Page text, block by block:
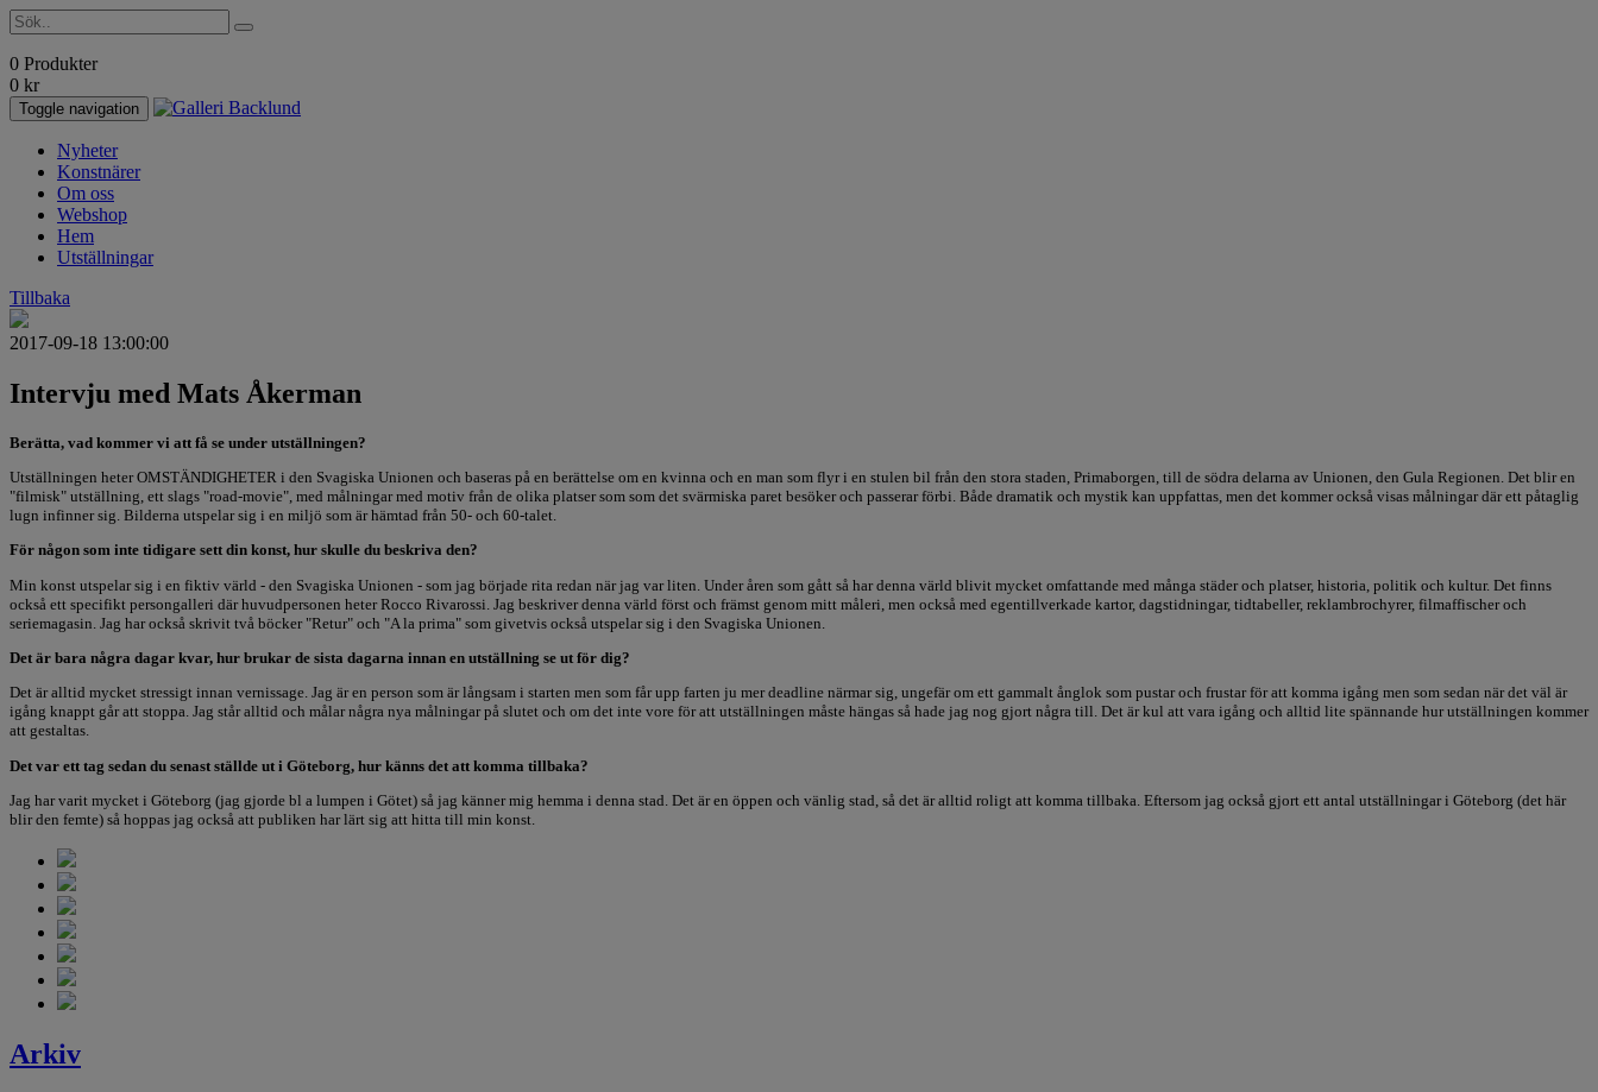
0 Produkter
0 kr
Toggle navigation
Nyheter
Konstnärer
Om oss
Webshop
Hem
Utställningar
Tillbaka
2017-09-18 13:00:00
Intervju med Mats Åkerman
Berätta, vad kommer vi att få se under utställningen?
Utställningen heter OMSTÄNDIGHETER i den Svagiska Unionen och baseras på en berättelse om en kvinna och en man som flyr i en stulen bil från den stora staden, Primaborgen, till de södra delarna av Unionen, den Gula Regionen. Det blir en
"filmisk" utställning, ett slags "road-movie", med målningar med motiv från de olika platser som som det svärmiska paret besöker och passerar förbi. Både dramatik och mystik kan uppfattas, men det kommer också visas målningar där ett påtaglig
lugn infinner sig. Bilderna utspelar sig i en miljö som är hämtad från 50- och 60-talet.
För någon som inte tidigare sett din konst, hur skulle du beskriva den?
Min konst utspelar sig i en fiktiv värld - den Svagiska Unionen - som jag började rita redan när jag var liten. Under åren som gått så har denna värld blivit mycket omfattande med många städer och platser, historia, politik och kultur. Det finns
också ett specifikt persongalleri där huvudpersonen heter Rocco Rivarossi. Jag beskriver denna värld först och främst genom mitt måleri, men också med egentillverkade kartor, dagstidningar, tidtabeller, reklambrochyrer, filmaffischer och
seriemagasin. Jag har också skrivit två böcker "Retur" och "A la prima" som givetvis också utspelar sig i den Svagiska Unionen.
Det är bara några dagar kvar, hur brukar de sista dagarna innan en utställning se ut för dig?
Det är alltid mycket stressigt innan vernissage. Jag är en person som är långsam i starten men som får upp farten ju mer deadline närmar sig, ungefär om ett gammalt ånglok som pustar och frustar för att komma igång men som sedan när det väl är
igång knappt går att stoppa. Jag står alltid och målar några nya målningar på slutet och om det inte vore för att utställningen måste hängas så hade jag nog gjort några till. Det är kul att vara igång och alltid lite spännande hur utställningen kommer
att gestaltas.
Det var ett tag sedan du senast ställde ut i Göteborg, hur känns det att komma tillbaka?
Jag har varit mycket i Göteborg (jag gjorde bl a lumpen i Götet) så jag känner mig hemma i denna stad. Det är en öppen och vänlig stad, så det är alltid roligt att komma tillbaka. Eftersom jag också gjort ett antal utställningar i Göteborg (det här
blir den femte) så hoppas jag också att publiken har lärt sig att hitta till min konst.
Arkiv